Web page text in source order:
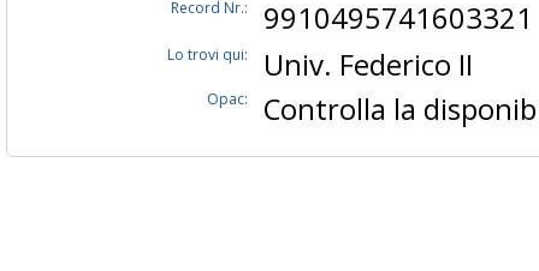
Record Nr.: 9910495741603321
Lo trovi qui: Univ. Federico II
Opac: Controlla la